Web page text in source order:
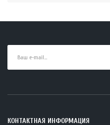
КОНТАКТНАЯ ИНФОРМАЦИЯ